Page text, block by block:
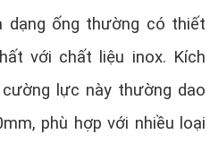
dạng ống thường có thiết
với chất liệu inox. Kích
lực này thường dao
phù hợp với nhiều loại